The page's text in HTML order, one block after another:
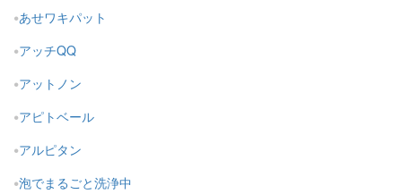
あせワキパット
アッチQQ
アットノン
アピトベール
アルピタン
泡でまるごと洗浄中